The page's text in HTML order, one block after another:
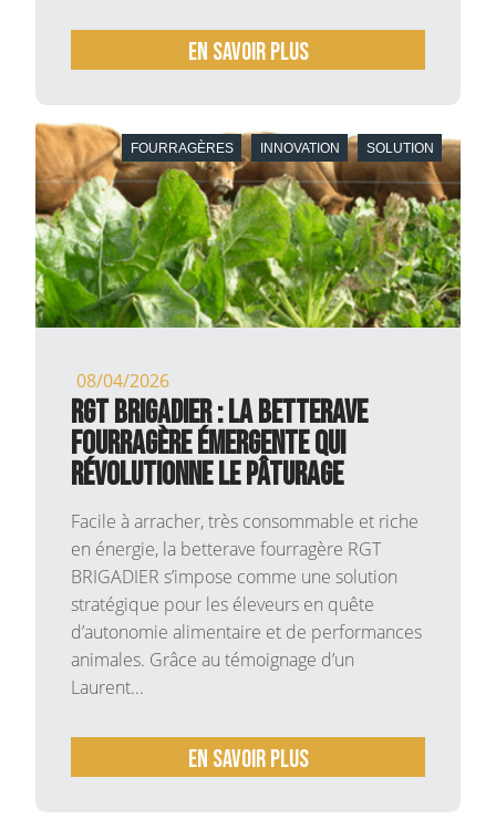
En savoir plus
FOURRAGÈRES INNOVATION SOLUTION
08/04/2026
RGT BRIGADIER : la betterave
fourragère émergente qui
révolutionne le pâturage
Facile à arracher, très consommable et riche
en énergie, la betterave fourragère RGT
BRIGADIER s’impose comme une solution
stratégique pour les éleveurs en quête
d’autonomie alimentaire et de performances
animales. Grâce au témoignage d’un
Laurent...
En savoir plus